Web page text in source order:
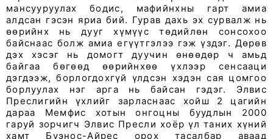
мансууруулах бодис, мафийнхны гарт амиа
алдсан гэсэн яриа бий. Гурав дахь эх сурвалж нь
өөрийнх нь дууг хүмүүс төдийлөн сонсохоо
байснаас болж амиа егүүтгэлээ гэж үздэг. Дөрөв
дэх хэсэг нь домогт дуучин өнөөдөр ч амьд
байгаа бөгөөд өөрийнхөө үхлээр сенсааци
дэгдээж, борлогдохгүй үлдсэн хэдэн сая цомгоо
борлуулах нэг арга нь байсан гэдэг. Элвис
Преслигийн үхлийг зарласнаас хойш 2 цагийн
дараа Мемфис хотын онгоцны буудлын 2000
гаруй зорчигч Элвис Пресли хоёр үл таних хүний
хамт Буэнос-Айрес орох тасалбар аваад